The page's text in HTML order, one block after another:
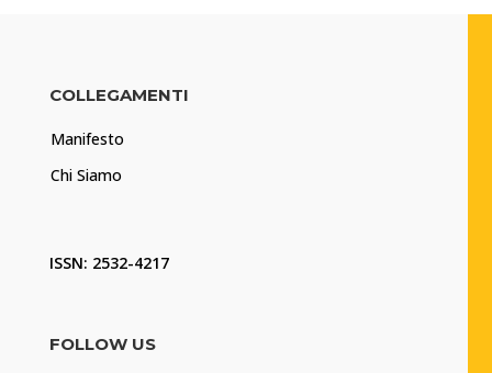
COLLEGAMENTI
Manifesto
Chi Siamo
ISSN: 2532-4217
FOLLOW US